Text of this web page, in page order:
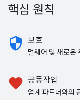
핵심 원칙
security 보호
멀웨어 및 새로운
favorite 공동작업
업계 파트너와의